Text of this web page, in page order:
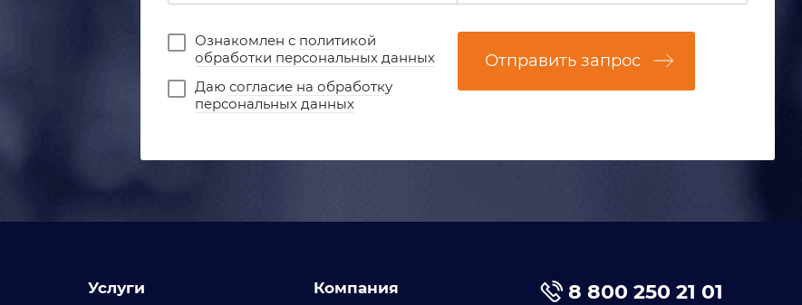
Ознакомлен с политикой
обработки персональных данных
Даю согласие на обработку
персональных данных
Отправить запрос
Услуги Компания 8 800 250 21 01